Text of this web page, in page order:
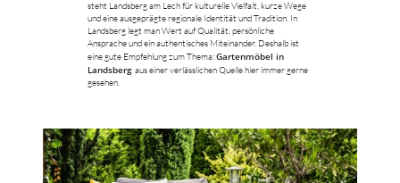
steht Landsberg am Lech für kulturelle Vielfalt, kurze Wege
und eine ausgeprägte regionale Identität und Tradition. In
Landsberg legt man Wert auf Qualität, persönliche
Ansprache und ein authentisches Miteinander. Deshalb ist
eine gute Empfehlung zum Thema:Gartenmöbel in
Landsberg aus einer verlässlichen Quelle hier immer gerne
gesehen.